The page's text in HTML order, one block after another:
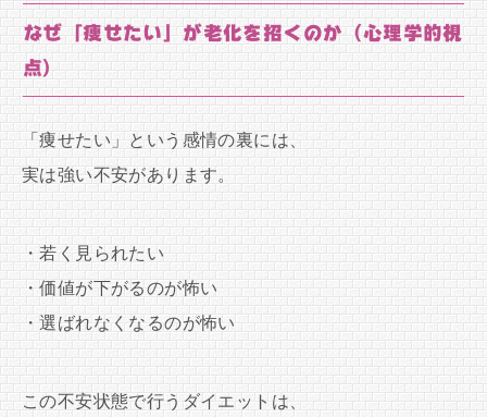
なぜ「痩せたい」が老化を招くのか（心理学的視
点）
「痩せたい」という感情の裏には、
実は強い不安があります。
・若く見られたい
・価値が下がるのが怖い
・選ばれなくなるのが怖い
この不安状態で行うダイエットは、